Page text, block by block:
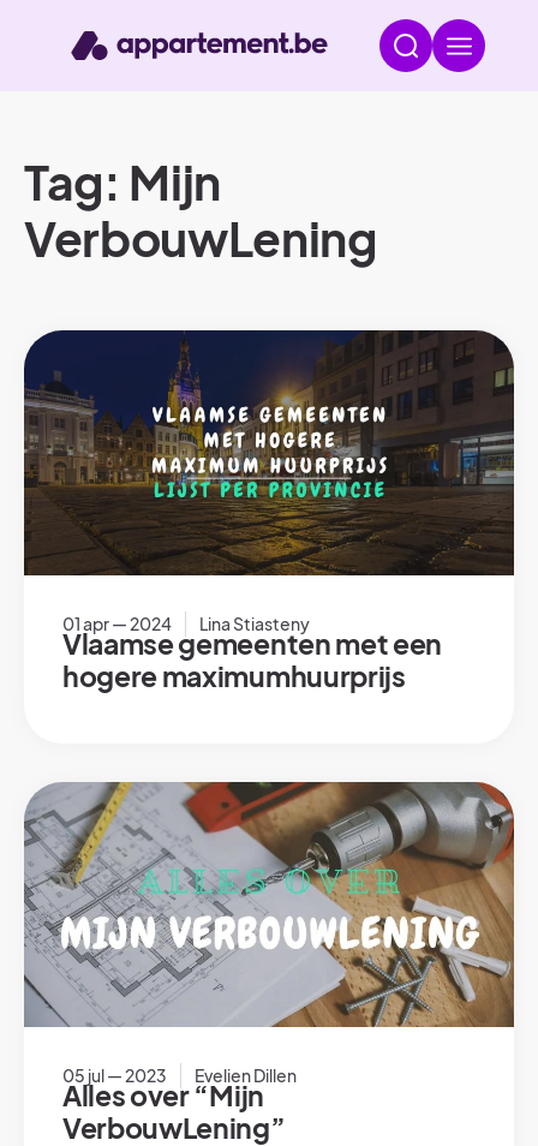
Tag: Mijn
VerbouwLening
01 apr — 2024 Lina Stiasteny
Vlaamse gemeenten met een
hogere maximumhuurprijs
05 jul — 2023 Evelien Dillen
Alles over “Mijn
VerbouwLening”